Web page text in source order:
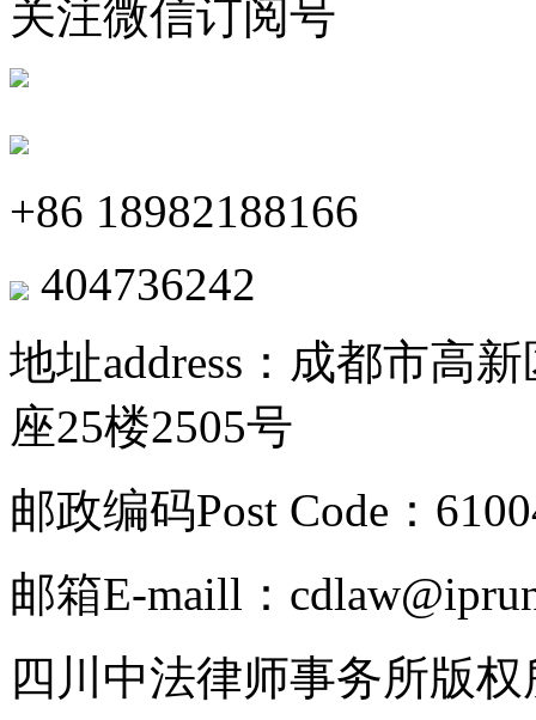
关注微信订阅号
+86 18982188166
404736242
地址address：成都市高
座25楼2505号
邮政编码Post Code：
邮箱E-maill：
四川中法律师事务所版